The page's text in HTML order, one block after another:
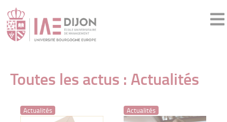
Toutes les actus : Actualités
Actualités Actualités